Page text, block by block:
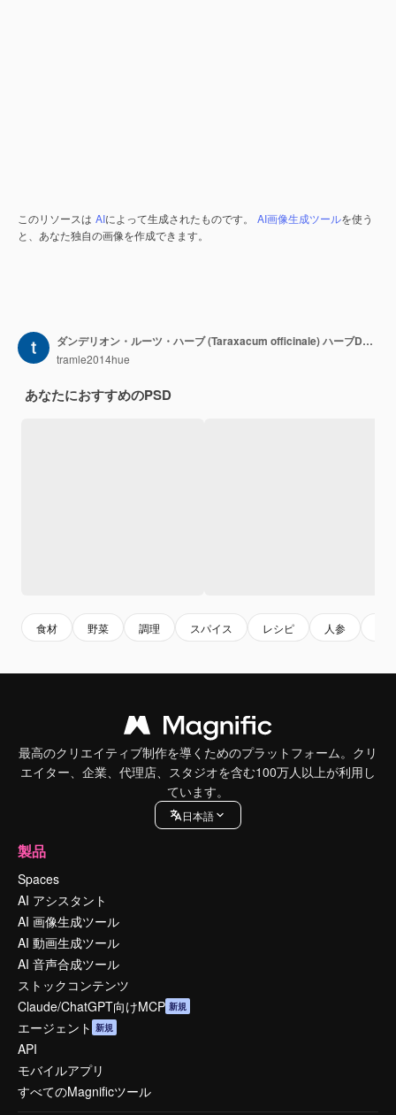
このリソースは AIによって生成されたものです。 AI画像生成ツールを使う
と、あなた独自の画像を作成できます。
ダンデリオン・ルーツ・ハーブ (Taraxacum officinale) ハーブDの公式形式クリーン・バックグラウンドのアイソレート・オブジェクト
tramle2014hue
あなたにおすすめのPSD
食材 野菜 調理 スパイス レシピ 人参
最高のクリエイティブ制作を導くためのプラットフォーム。クリ
エイター、企業、代理店、スタジオを含む100万人以上が利用し
ています。
日本語
製品
Spaces
AI アシスタント
AI 画像生成ツール
AI 動画生成ツール
AI 音声合成ツール
ストックコンテンツ
Claude/ChatGPT向けMCP 新規
エージェント 新規
API
モバイルアプリ
すべてのMagnificツール